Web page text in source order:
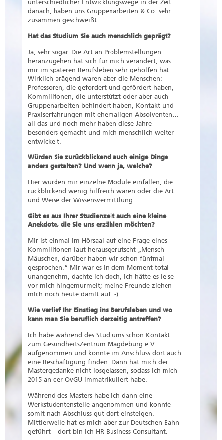
unterschiedlicher Entwicklungswege in der Zeit
danach, haben uns Gruppenarbeiten & Co. sehr
zusammen geschweißt.
Hat das Studium Sie auch menschlich geprägt?
Ja, sehr sogar. Die Art an Problemstellungen
heranzugehen hat sich für mich verändert, was
mir im späteren Berufsleben sehr geholfen hat.
Wirklich prägend waren aber die Menschen:
Professoren, die gefordert und gefördert haben,
Kommilitonen, die unterstützt oder aber auch
Gruppenarbeiten behindert haben, Kontakt und
Praxiserfahrungen mit ehemaligen Absolventen…
all das und noch mehr haben diese Jahre
besonders gemacht und mich menschlich weiter
entwickelt.
Würden Sie zurückblickend auch einige Dinge
anders gestalten? Und wenn ja, welche?
Hier würden mir einzelne Module einfallen, die
rückblickend wenig hilfreich waren oder die Art
und Weise der Wissensvermittlung.
Gibt es aus Ihrer Studienzeit auch eine kleine
Anekdote, die Sie uns erzählen möchten?
Mir ist einmal im Hörsaal auf eine Frage eines
Kommilitonen laut herausgerutscht „Mensch
Mäuschen, darüber haben wir schon fünfmal
gesprochen.“ Mir war es in dem Moment total
unangenehm, dachte ich doch, ich hätte es leise
vor mich hingemurmelt; meine Freunde ziehen
mich noch heute damit auf :-)
Wie verlief Ihr Einstieg ins Berufsleben und wo
kann man Sie beruflich derzeitig antreffen?
Ich habe während des Studiums schon Kontakt
zum GesundheitsZentrum Magdeburg e.V.
aufgenommen und konnte im Anschluss dort auch
eine Beschäftigung finden. Dann hat mich der
Mastergedanke nicht losgelassen, sodass ich mich
2015 an der OvGU immatrikuliert habe.
Während des Masters habe ich dann eine
Werkstudentenstelle angenommen und konnte
somit nach Abschluss gut dort einsteigen.
Mittlerweile hat es mich aber zur Deutschen Bahn
geführt – dort bin ich HR Business Consultant.